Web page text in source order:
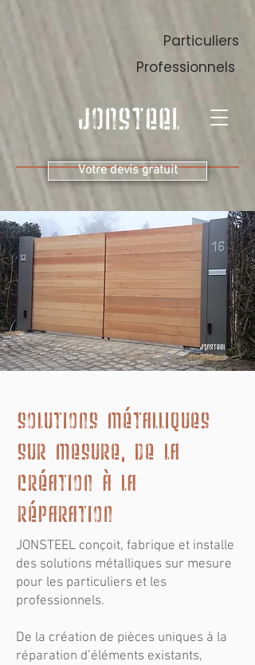
Votre devis gratuit
Particuliers
Professionnels
Solutions métalliques
sur mesure, de la
création à la
réparation
JONSTEEL conçoit, fabrique et installe
des solutions métalliques sur mesure
pour les particuliers et les
professionnels.
De la création de pièces uniques à la
réparation d’éléments existants,